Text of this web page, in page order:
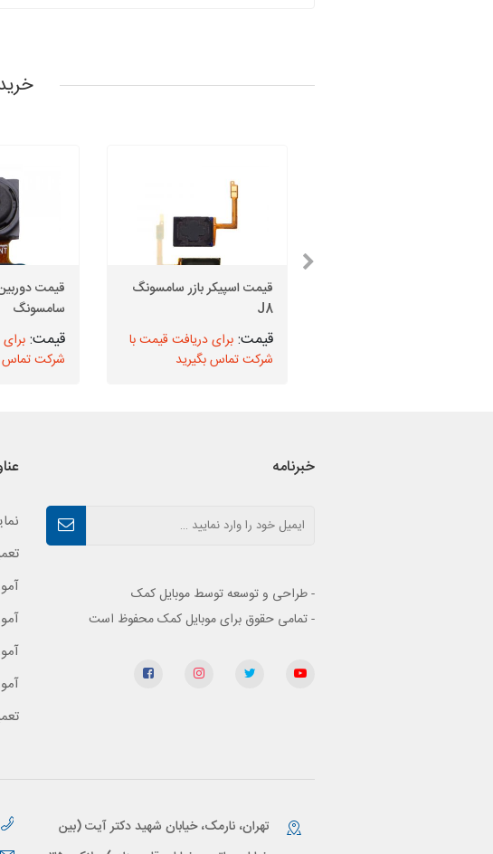
قیمت اسپیکر بازر سامسونگ
J8
برای دریافت قیمت با
شرکت تماس بگیرید
سامسونگ
شرکت تماس
خبرنامه
- طراحی و توسعه توسط موبایل کمک
- تمامی حقوق برای موبایل کمک محفوظ است
تهران، نارمک، خیابان شهید دکتر آیت (بین